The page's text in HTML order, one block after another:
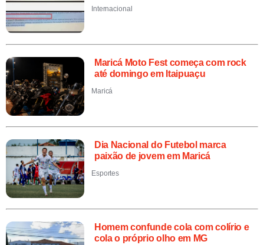
Internacional
Maricá Moto Fest começa com rock
até domingo em Itaipuaçu
Maricá
Dia Nacional do Futebol marca
paixão de jovem em Maricá
Esportes
Homem confunde cola com colírio e
cola o próprio olho em MG